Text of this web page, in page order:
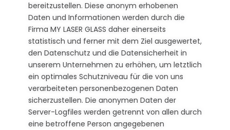
bereitzustellen. Diese anonym erhobenen
Daten und Informationen werden durch die
Firma MY LASER GLASS daher einerseits
statistisch und ferner mit dem Ziel ausgewertet,
den Datenschutz und die Datensicherheit in
unserem Unternehmen zu erhöhen, um letztlich
ein optimales Schutzniveau für die von uns
verarbeiteten personenbezogenen Daten
sicherzustellen. Die anonymen Daten der
Server-Logfiles werden getrennt von allen durch
eine betroffene Person angegebenen